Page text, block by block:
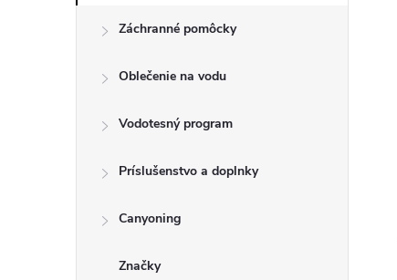
Záchranné pomôcky
Oblečenie na vodu
Vodotesný program
Príslušenstvo a doplnky
Canyoning
Značky